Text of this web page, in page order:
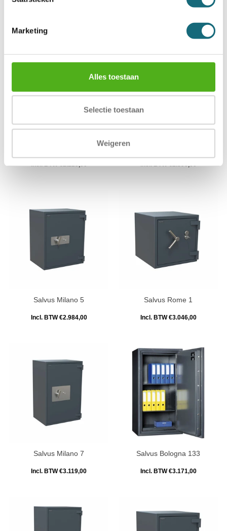
Marketing
Alles toestaan
Selectie toestaan
Weigeren
Incl. BTW €2.225,00 Incl. BTW €2.890,00
Salvus Milano 5
Incl. BTW €2.984,00
Salvus Rome 1
Incl. BTW €3.046,00
Salvus Milano 7
Incl. BTW €3.119,00
Salvus Bologna 133
Incl. BTW €3.171,00